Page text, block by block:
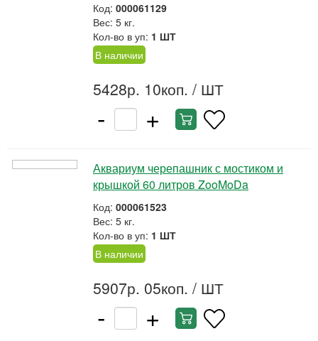
Код: 000061129
Вес: 5 кг.
Кол-во в уп: 1 ШТ
В наличии
5428р. 10коп. / ШТ
- +
Аквариум черепашник с мостиком и
крышкой 60 литров ZooMoDa
Код: 000061523
Вес: 5 кг.
Кол-во в уп: 1 ШТ
В наличии
5907р. 05коп. / ШТ
- +